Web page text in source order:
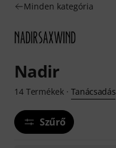
Minden kategória
Nadir
14 Termékek· Tanácsadás
Szűrő